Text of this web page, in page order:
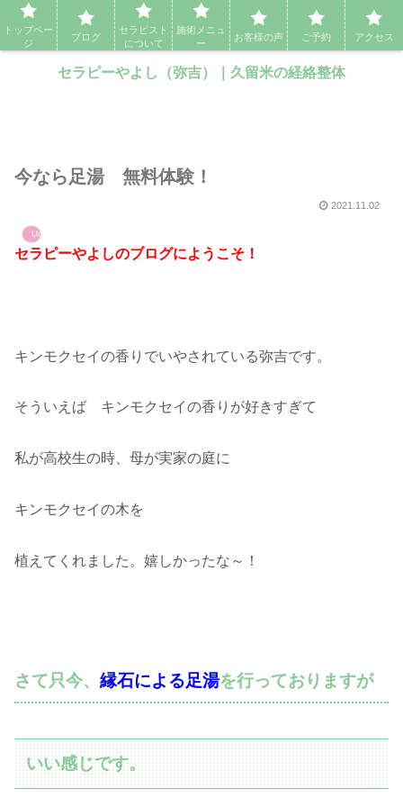
セラピーやよし（弥吉）｜久留米の経絡整体・アロママッサージ・エステ
セラピーやよし（弥吉）｜久留米の経絡整体
今なら足湯 無料体験！
2021.11.02
Uncategorized
セラピーやよしのブログにようこそ！
キンモクセイの香りでいやされている弥吉です。
そういえば キンモクセイの香りが好きすぎて
私が高校生の時、母が実家の庭に
キンモクセイの木を
植えてくれました。嬉しかったな～！
さて只今、 縁石による足湯を行っておりますが
いい感じです。
トップペー
ジ
ブログ
セラピスト
について
施術メニュ
ー
お客様の声 ご予約 アクセス